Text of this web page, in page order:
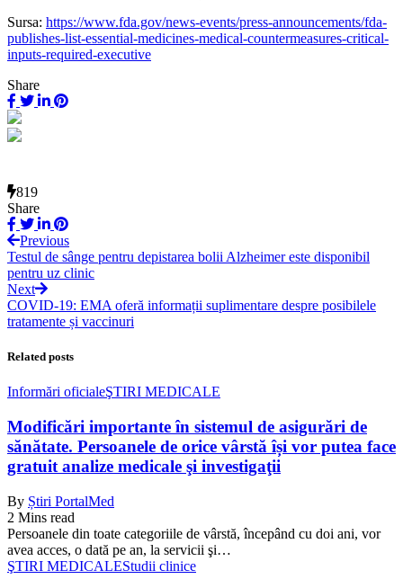
Sursa: https://www.fda.gov/news-events/press-announcements/fda-
publishes-list-essential-medicines-medical-countermeasures-critical-
inputs-required-executive
Share
819
Share
Previous
Testul de sânge pentru depistarea bolii Alzheimer este disponibil
pentru uz clinic
Next
COVID-19: EMA oferă informații suplimentare despre posibilele
tratamente și vaccinuri
Related posts
Informări oficialeŞTIRI MEDICALE
Modificări importante în sistemul de asigurări de
sănătate. Persoanele de orice vârstă își vor putea face
gratuit analize medicale şi investigaţii
By Știri PortalMed
2 Mins read
Persoanele din toate categoriile de vârstă, începând cu doi ani, vor
avea acces, o dată pe an, la servicii şi…
ŞTIRI MEDICALEStudii clinice